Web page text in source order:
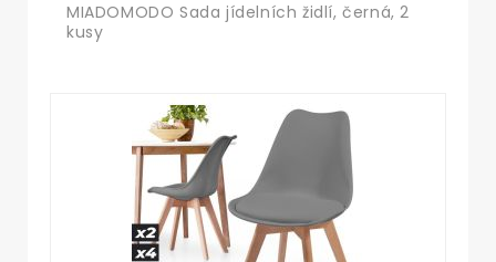
MIADOMODO Sada jídelních židlí, černá, 2
kusy